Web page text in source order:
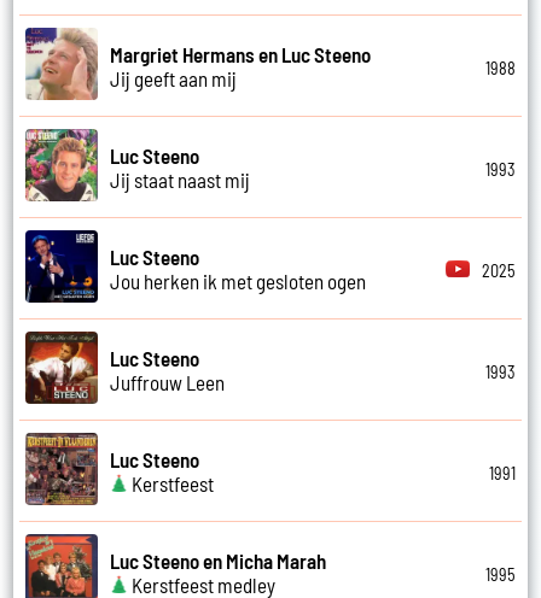
Margriet Hermans en Luc Steeno
Jij geeft aan mij
1988
Luc Steeno
Jij staat naast mij
1993
Luc Steeno
Jou herken ik met gesloten ogen
2025
Luc Steeno
Juffrouw Leen
1993
Luc Steeno
Kerstfeest
1991
Luc Steeno en Micha Marah
Kerstfeest medley
1995